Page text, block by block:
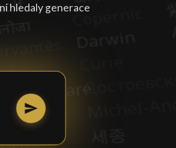
hledaly generace